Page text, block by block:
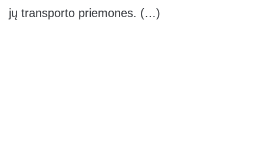
jų transporto priemones. (…)